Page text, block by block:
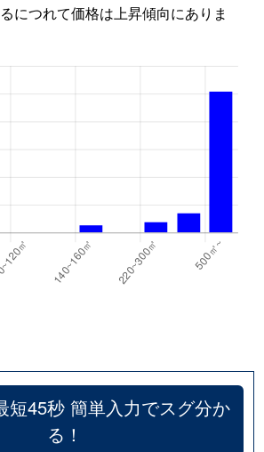
につれて価格は上昇傾向にありま
短45秒 簡単入力でスグ分か
る！